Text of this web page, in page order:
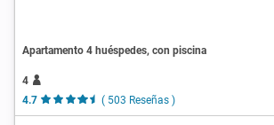
Apartamento 4 huéspedes, con piscina
4
4.7
( 503 Reseñas )